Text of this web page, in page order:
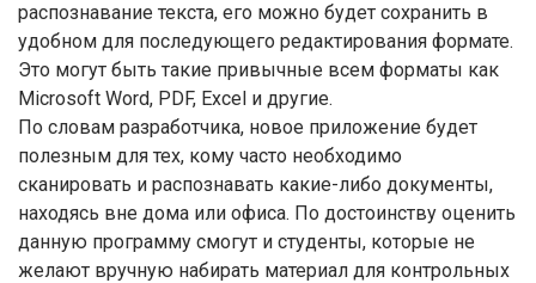
распознавание текста, его можно будет сохранить в
удобном для последующего редактирования формате.
Это могут быть такие привычные всем форматы как
Microsoft Word, PDF, Excel и другие.
По словам разработчика, новое приложение будет
полезным для тех, кому часто необходимо
сканировать и распознавать какие-либо документы,
находясь вне дома или офиса. По достоинству оценить
данную программу смогут и студенты, которые не
желают вручную набирать материал для контрольных